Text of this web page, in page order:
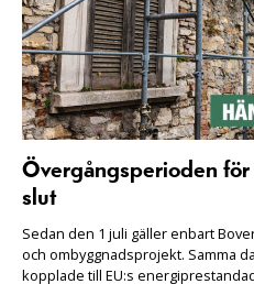
Övergångsperioden
slut
Sedan den 1 juli gäller enbart
och ombyggnadsprojekt. Samma
kopplade till EU:s